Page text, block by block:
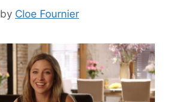
by Cloe Fournier